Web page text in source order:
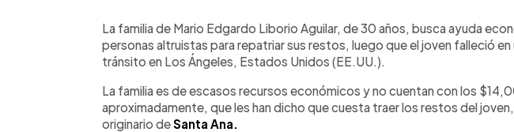
► Escuchar artículo
La familia de Mario Edgardo Liborio Aguilar, de 30 años, busca ayuda
personas altruistas para repatriar sus restos, luego que el joven falleció
tránsito en Los Ángeles, Estados Unidos (EE.UU.).
La familia es de escasos recursos económicos y no cuentan con los
aproximadamente, que les han dicho que cuesta traer los restos del
originario deSanta Ana.